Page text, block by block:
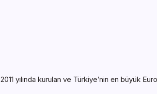
2011 yılında kurulan ve Türkiye’nin en büyük